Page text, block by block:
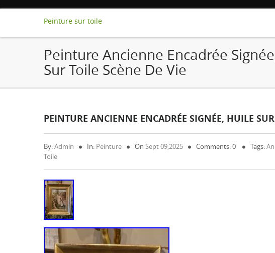
Peinture sur toile
Peinture Ancienne Encadrée
Sur Toile Scène De Vie
PEINTURE ANCIENNE ENCADRÉE SIGNÉE, HUILE
By:Admin In: Peinture On Sept 09,2025 Comments: 0 Tags:
Toile